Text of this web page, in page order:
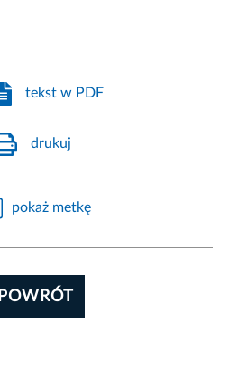
tekst w PDF
drukuj
pokaż metkę
POWRÓT